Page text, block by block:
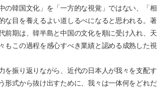
の韓国文化」を「一方的な視覚」ではない、「相
な目を養えるよい道しるべになると思われる。著
前期は、韓半島と中国の文化を順に受け入れ、天
もこの過程を感心すべき業績と認める成熟した視
を振り返りながら、近代の日本人が我々を支配す
形式から抜け出すために、我々は一体何をどれだ